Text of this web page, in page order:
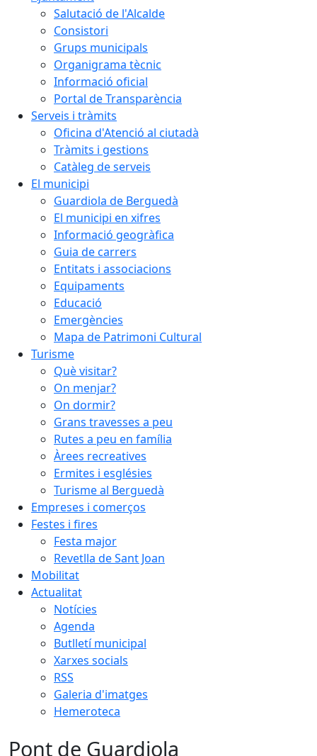
Salutació de l'Alcalde
Consistori
Grups municipals
Organigrama tècnic
Informació oficial
Portal de Transparència
Serveis i tràmits
Oficina d'Atenció al ciutadà
Tràmits i gestions
Catàleg de serveis
El municipi
Guardiola de Berguedà
El municipi en xifres
Informació geogràfica
Guia de carrers
Entitats i associacions
Equipaments
Educació
Emergències
Mapa de Patrimoni Cultural
Turisme
Què visitar?
On menjar?
On dormir?
Grans travesses a peu
Rutes a peu en família
Àrees recreatives
Ermites i esglésies
Turisme al Berguedà
Empreses i comerços
Festes i fires
Festa major
Revetlla de Sant Joan
Mobilitat
Actualitat
Notícies
Agenda
Butlletí municipal
Xarxes socials
RSS
Galeria d'imatges
Hemeroteca
Pont de Guardiola